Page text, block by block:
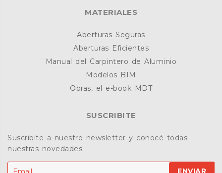
MATERIALES
Aberturas Seguras
Aberturas Eficientes
Manual del Carpintero de Aluminio
Modelos BIM
Obras, el e-book MDT
SUSCRIBITE
Suscribite a nuestro newsletter y conocé todas
nuestras novedades.
ENVIAR